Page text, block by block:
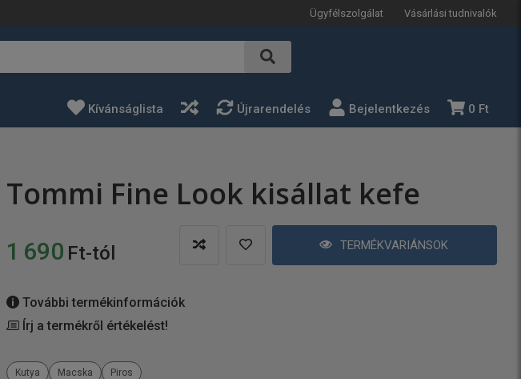
Ügyfélszolgálat Vásárlási tudnivalók
Kívánságlista Újrarendelés Bejelentkezés 0 Ft
Tommi Fine Look kisállat kefe
1 690 Ft-tól TERMÉKVARIÁNSOK
További termékinformációk
Írj a termékről értékelést!
Kutya Macska Piros